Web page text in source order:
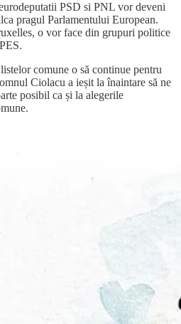
PSD si PNL vor deveni
pragul Parlamentului European.
o vor face din grupuri politice
comune o să continue pentru
Ciolacu a ieșit la înaintare să ne
posibil ca și la alegerile